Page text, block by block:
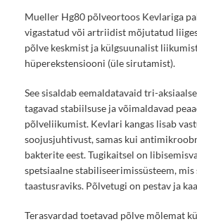
Mueller Hg80 põlveortoos Kevlariga
vigastatud või artriidist mõjutatud
põlve keskmist ja külgsuunalist
hüperekstensiooni (üle sirutamist).
See sisaldab eemaldatavaid tri-
tagavad stabiilsuse ja võimaldavad
põlveliikumist. Kevlari kangas lisab
soojusjuhtivust, samas kui
bakterite eest. Tugikaitsel on
spetsiaalne stabiliseerimissüsteem,
taastusraviks. Põlvetugi on pestav ja
Terasvardad toetavad põlve mõlemat